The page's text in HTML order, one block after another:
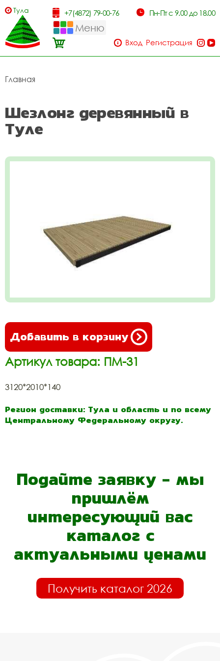
Тула +7(4872) 79-00-76 Пн-Пт с 9.00 до 18.00
Меню
Вход Регистрация
Главная
Шезлонг деревянный в
Туле
Добавить в корзину
Артикул товара: ПМ-31
3120*2010*140
Регион доставки: Тула и область и по всему
Центральному Федеральному округу.
Подайте заявку - мы
пришлём
интересующий вас
каталог с
актуальными ценами
Получить каталог 2026